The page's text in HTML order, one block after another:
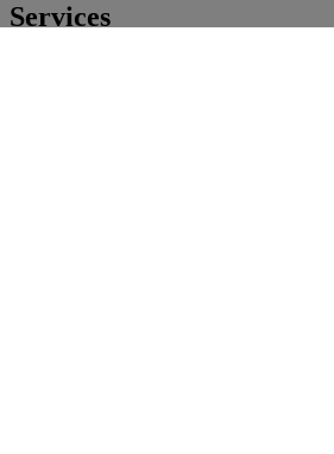
Services